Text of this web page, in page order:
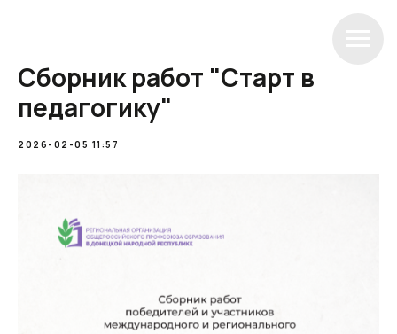
Сборник работ "Старт в
педагогику"
2026-02-05 11:57